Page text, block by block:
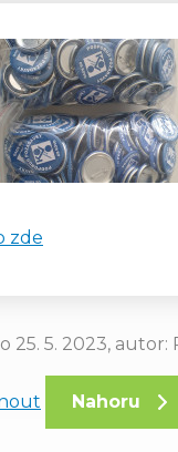
zde
25. 5. 2023, autor:
Nahoru